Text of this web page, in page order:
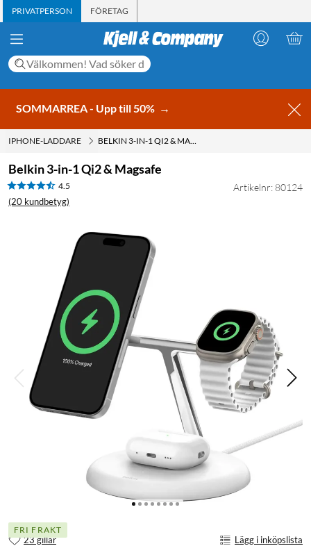
PRIVATPERSON FÖRETAG
SOMMARREA - Upp till 50% →
IPHONE-LADDARE BELKIN 3-IN-1 QI2 & MAGSAFE
Belkin 3-in-1 Qi2 & Magsafe
4.5
(20 kundbetyg)
Artikelnr: 80124
FRI FRAKT
23 gillar Lägg i inköpslista